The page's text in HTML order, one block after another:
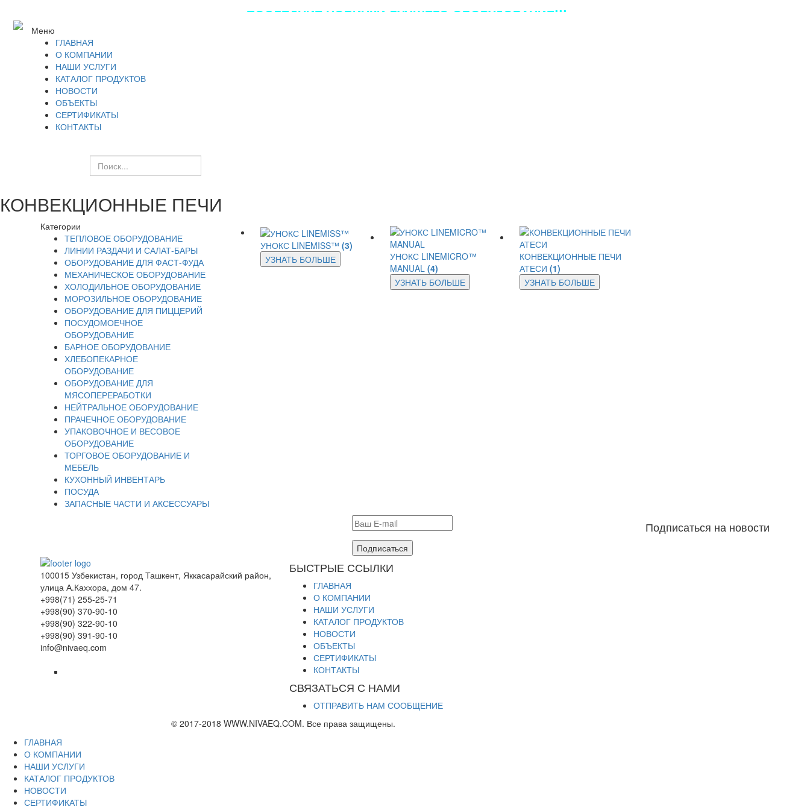
ПОСЛЕДНИЕ НОВИНКИ ЛУЧШЕГО ОБОРУДОВАНИЯ!!!
Меню
ГЛАВНАЯ
О КОМПАНИИ
НАШИ УСЛУГИ
КАТАЛОГ ПРОДУКТОВ
НОВОСТИ
ОБЪЕКТЫ
СЕРТИФИКАТЫ
КОНТАКТЫ
КОНВЕКЦИОННЫЕ ПЕЧИ
УНОКС LINEMISS™ (3)
УЗНАТЬ БОЛЬШЕ
УНОКС LINEMICRO™
MANUAL (4)
УЗНАТЬ БОЛЬШЕ
КОНВЕКЦИОННЫЕ ПЕЧИ
АТЕСИ (1)
УЗНАТЬ БОЛЬШЕ
Категории
ТЕПЛОВОЕ ОБОРУДОВАНИЕ
ЛИНИИ РАЗДАЧИ И САЛАТ-БАРЫ
ОБОРУДОВАНИЕ ДЛЯ ФАСТ-ФУДА
МЕХАНИЧЕСКОЕ ОБОРУДОВАНИЕ
ХОЛОДИЛЬНОЕ ОБОРУДОВАНИЕ
МОРОЗИЛЬНОЕ ОБОРУДОВАНИЕ
ОБОРУДОВАНИЕ ДЛЯ ПИЦЦЕРИЙ
ПОСУДОМОЕЧНОЕ
ОБОРУДОВАНИЕ
БАРНОЕ ОБОРУДОВАНИЕ
ХЛЕБОПЕКАРНОЕ
ОБОРУДОВАНИЕ
ОБОРУДОВАНИЕ ДЛЯ
МЯСОПЕРЕРАБОТКИ
НЕЙТРАЛЬНОЕ ОБОРУДОВАНИЕ
ПРАЧЕЧНОЕ ОБОРУДОВАНИЕ
УПАКОВОЧНОЕ И ВЕСОВОЕ
ОБОРУДОВАНИЕ
ТОРГОВОЕ ОБОРУДОВАНИЕ И
МЕБЕЛЬ
КУХОННЫЙ ИНВЕНТАРЬ
ПОСУДА
ЗАПАСНЫЕ ЧАСТИ И АКСЕССУАРЫ
Подписаться на новости
Подписаться
100015 Узбекистан, город Ташкент, Яккасарайский район,
улица А.Каххора, дом 47.
+998(71) 255-25-71
+998(90) 370-90-10
+998(90) 322-90-10
+998(90) 391-90-10
info@nivaeq.com
БЫСТРЫЕ ССЫЛКИ
ГЛАВНАЯ
О КОМПАНИИ
НАШИ УСЛУГИ
КАТАЛОГ ПРОДУКТОВ
НОВОСТИ
ОБЪЕКТЫ
СЕРТИФИКАТЫ
КОНТАКТЫ
СВЯЗАТЬСЯ С НАМИ
ОТПРАВИТЬ НАМ СООБЩЕНИЕ
© 2017-2018 WWW.NIVAEQ.COM. Все права защищены.
ГЛАВНАЯ
О КОМПАНИИ
НАШИ УСЛУГИ
КАТАЛОГ ПРОДУКТОВ
НОВОСТИ
СЕРТИФИКАТЫ